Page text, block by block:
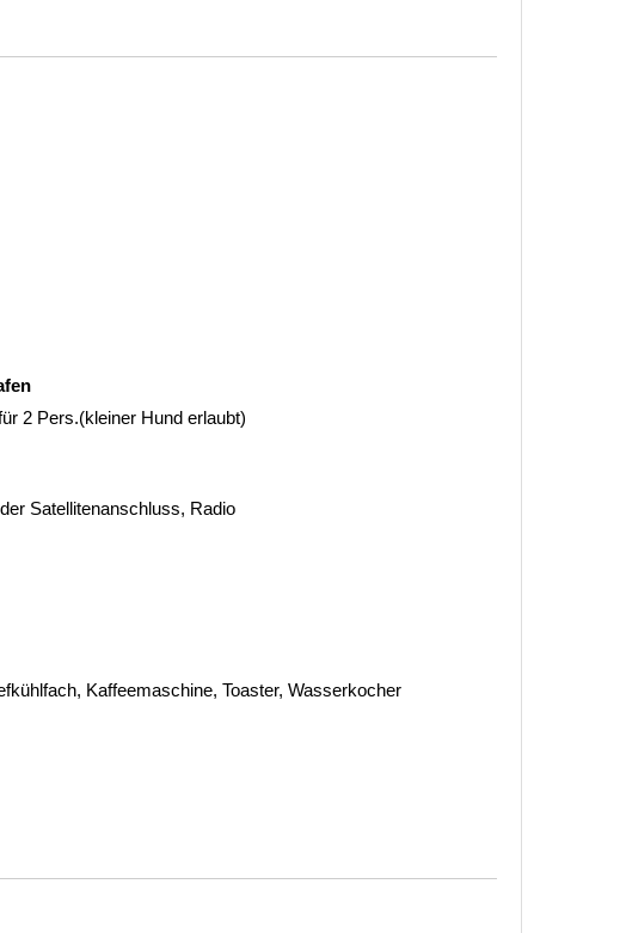
2 Pers.(kleiner Hund erlaubt)
Satellitenanschluss, Radio
Kaffeemaschine, Toaster, Wasserkocher